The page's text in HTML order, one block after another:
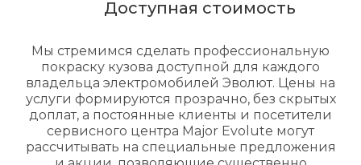
Доступная стоимость
Мы стремимся сделать профессиональную
покраску кузова доступной для каждого
владельца электромобилей Эволют. Цены на
услуги формируются прозрачно, без скрытых
доплат, а постоянные клиенты и посетители
сервисного центра Major Evolute могут
рассчитывать на специальные предложения